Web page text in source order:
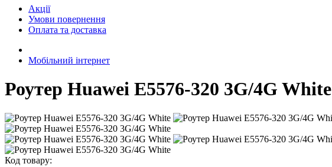
Акції
Умови повернення
Оплата та доставка
Мобільний інтернет
Роутер Huawei E5576-320 3G/4G White
Код товару: